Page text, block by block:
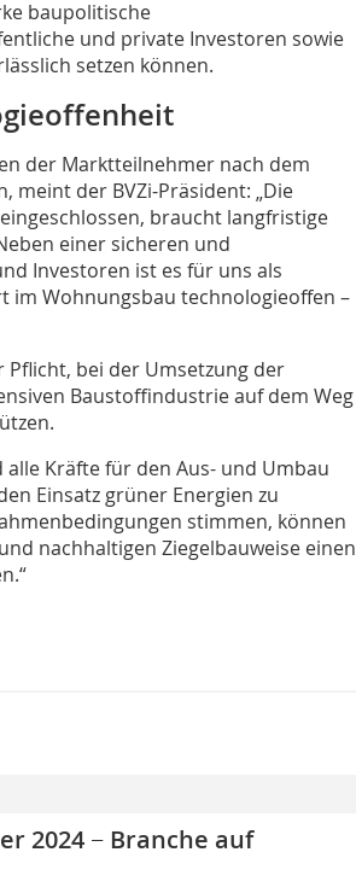
baupolitische
und private Investoren sowie
setzen können.
der Marktteilnehmer nach dem
meint der BVZi-Präsident: „Die
braucht langfristige
einer sicheren und
Investoren ist es für uns als
im Wohnungsbau technologieoffen –
Pflicht, bei der Umsetzung der
Baustoffindustrie auf dem Weg
alle Kräfte für den Aus- und Umbau
Einsatz grüner Energien zu
stimmen, können
nachhaltigen Ziegelbauweise einen
2024 − Branche auf